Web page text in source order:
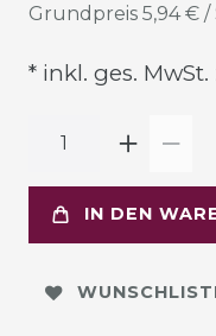
Grundpreis 5,94 €
* inkl. ges. MwSt.
IN DEN